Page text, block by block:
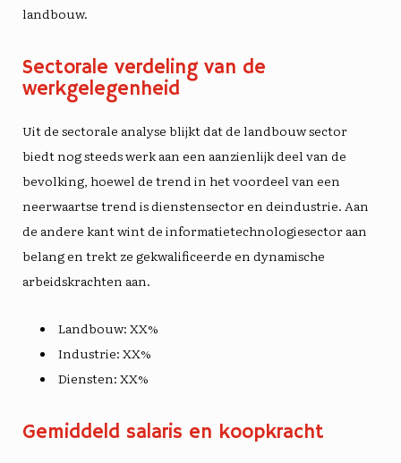
landbouw.
Sectorale verdeling van de
werkgelegenheid
Uit de sectorale analyse blijkt dat de landbouw sector
biedt nog steeds werk aan een aanzienlijk deel van de
bevolking, hoewel de trend in het voordeel van een
neerwaartse trend isdienstensectoren deindustrie. Aan
de andere kant wint de informatietechnologiesector aan
belang en trekt ze gekwalificeerde en dynamische
arbeidskrachten aan.
Landbouw: XX%
Industrie: XX%
Diensten: XX%
Gemiddeld salaris en koopkracht